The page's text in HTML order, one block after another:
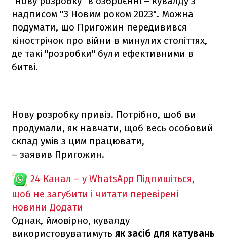
надписом "З Новим роком 2023". Можна
подумати, що Пригожин передивився
кінострічок про війни в минулих століттях,
де такі "розробки" були ефективними в
битві.
Нову розробку привіз. Потрібно, щоб ви
продумали, як навчати, щоб весь особовий
склад умів з цим працювати,
– заявив Пригожин.
24 Канал – у WhatsApp Підпишіться,
щоб не загубити і читати перевірені
новини Додати
Однак, ймовірно, кувалду
використовуватимуть як засіб для катувань